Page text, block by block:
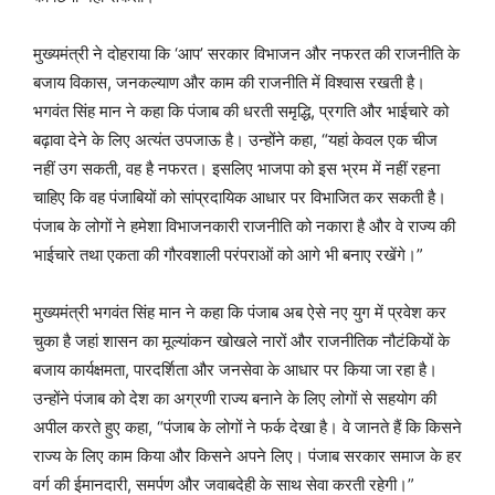
मुख्यमंत्री ने दोहराया कि ‘आप’ सरकार विभाजन और नफरत की राजनीति के
बजाय विकास, जनकल्याण और काम की राजनीति में विश्वास रखती है।
भगवंत सिंह मान ने कहा कि पंजाब की धरती समृद्धि, प्रगति और भाईचारे को
बढ़ावा देने के लिए अत्यंत उपजाऊ है। उन्होंने कहा, “यहां केवल एक चीज
नहीं उग सकती, वह है नफरत। इसलिए भाजपा को इस भ्रम में नहीं रहना
चाहिए कि वह पंजाबियों को सांप्रदायिक आधार पर विभाजित कर सकती है।
पंजाब के लोगों ने हमेशा विभाजनकारी राजनीति को नकारा है और वे राज्य की
भाईचारे तथा एकता की गौरवशाली परंपराओं को आगे भी बनाए रखेंगे।”
मुख्यमंत्री भगवंत सिंह मान ने कहा कि पंजाब अब ऐसे नए युग में प्रवेश कर
चुका है जहां शासन का मूल्यांकन खोखले नारों और राजनीतिक नौटंकियों के
बजाय कार्यक्षमता, पारदर्शिता और जनसेवा के आधार पर किया जा रहा है।
उन्होंने पंजाब को देश का अग्रणी राज्य बनाने के लिए लोगों से सहयोग की
अपील करते हुए कहा, “पंजाब के लोगों ने फर्क देखा है। वे जानते हैं कि किसने
राज्य के लिए काम किया और किसने अपने लिए। पंजाब सरकार समाज के हर
वर्ग की ईमानदारी, समर्पण और जवाबदेही के साथ सेवा करती रहेगी।”